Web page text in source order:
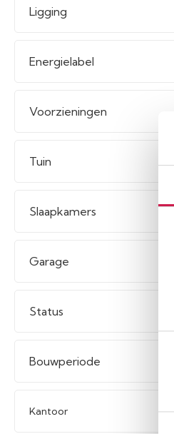
Kantoor
Ligging
Energielabel
Voorzieningen
Tuin
Slaapkamers
Garage
Status
Bouwperiode